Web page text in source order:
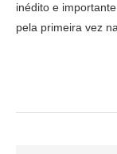
inédito e
pela primeira vez